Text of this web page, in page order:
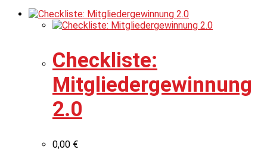
Checkliste:
Mitgliedergewinnung
2.0
0,00 €